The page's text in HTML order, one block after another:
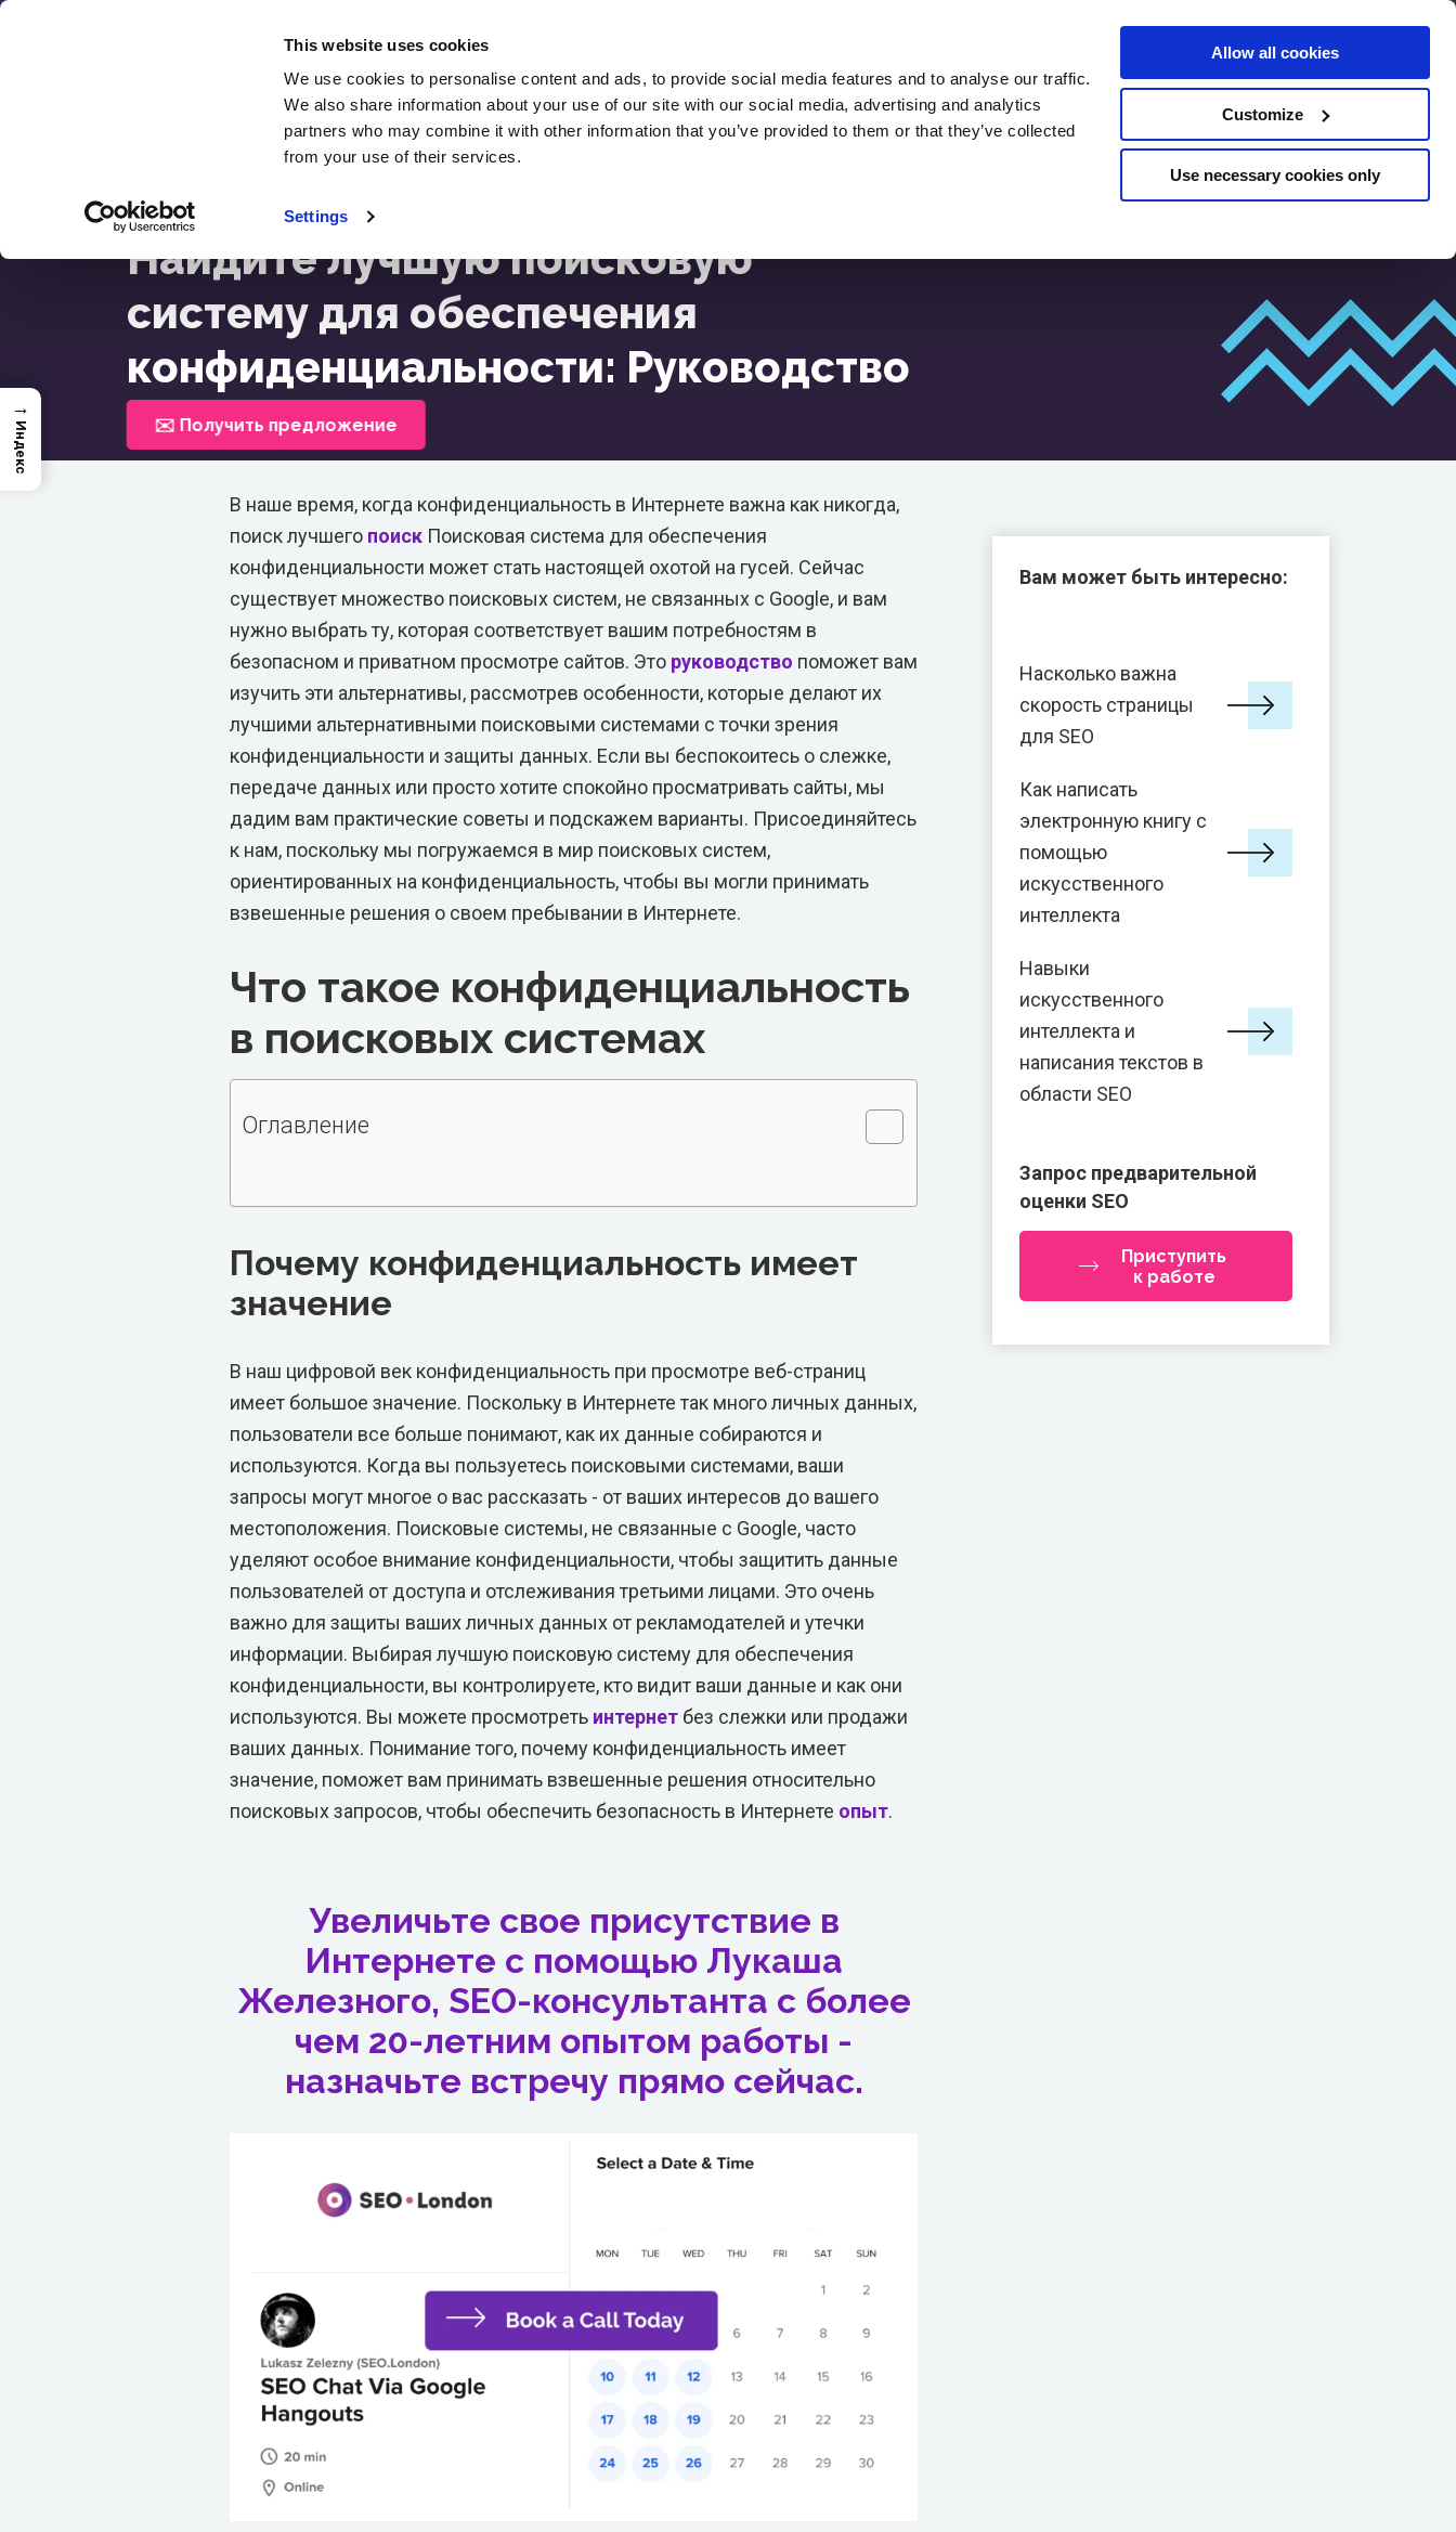
This website uses cookies
We use cookies to personalise content and ads, to provide social media features and to analyse our traffic.
We also share information about your use of our site with our social media, advertising and analytics
partners who may combine it with other information that you’ve provided to them or that they’ve collected
from your use of their services.
Settings
Allow all cookies
Customize
Use necessary cookies only
Перейти
SEO Загрузки SEO Блог
Ресурсы
Отзывы
Предварительная оценка
SEO
Главная > Найдите Лучшую Поисковую Систему Для Обеспечения Конфиденциальности: Руководство
Найдите лучшую поисковую
систему для обеспечения
конфиденциальности: Руководство
✉️ Получить предложение
В наше время, когда конфиденциальность в Интернете важна как никогда,
поиск лучшего поиск Поисковая система для обеспечения
конфиденциальности может стать настоящей охотой на гусей. Сейчас
существует множество поисковых систем, не связанных с Google, и вам
нужно выбрать ту, которая соответствует вашим потребностям в
безопасном и приватном просмотре сайтов. Это руководство поможет вам
изучить эти альтернативы, рассмотрев особенности, которые делают их
лучшими альтернативными поисковыми системами с точки зрения
конфиденциальности и защиты данных. Если вы беспокоитесь о слежке,
передаче данных или просто хотите спокойно просматривать сайты, мы
дадим вам практические советы и подскажем варианты. Присоединяйтесь
к нам, поскольку мы погружаемся в мир поисковых систем,
ориентированных на конфиденциальность, чтобы вы могли принимать
взвешенные решения о своем пребывании в Интернете.
Что такое конфиденциальность
в поисковых системах
Оглавление
Почему конфиденциальность имеет
значение
В наш цифровой век конфиденциальность при просмотре веб-страниц
имеет большое значение. Поскольку в Интернете так много личных данных,
пользователи все больше понимают, как их данные собираются и
используются. Когда вы пользуетесь поисковыми системами, ваши
запросы могут многое о вас рассказать - от ваших интересов до вашего
местоположения. Поисковые системы, не связанные с Google, часто
уделяют особое внимание конфиденциальности, чтобы защитить данные
пользователей от доступа и отслеживания третьими лицами. Это очень
важно для защиты ваших личных данных от рекламодателей и утечки
информации. Выбирая лучшую поисковую систему для обеспечения
конфиденциальности, вы контролируете, кто видит ваши данные и как они
используются. Вы можете просмотреть интернет без слежки или продажи
ваших данных. Понимание того, почему конфиденциальность имеет
значение, поможет вам принимать взвешенные решения относительно
поисковых запросов, чтобы обеспечить безопасность в Интернете опыт.
Увеличьте свое присутствие в
Интернете с помощью Лукаша
Железного, SEO-консультанта с более
чем 20-летним опытом работы -
назначьте встречу прямо сейчас.
Вам может быть интересно:
Насколько важна
скорость страницы
для SEO
Как написать
электронную книгу с
помощью
искусственного
интеллекта
Навыки
искусственного
интеллекта и
написания текстов в
области SEO
Запрос предварительной
оценки SEO
Приступить
к работе
→
Индекс